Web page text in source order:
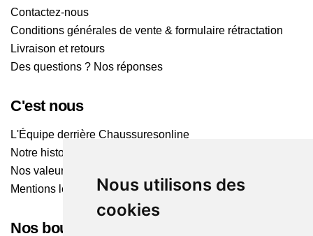
Nous utilisons des
cookies
Contactez-nous
Conditions générales de vente & formulaire rétractation
Livraison et retours
Des questions ? Nos réponses
C'est nous
L'Équipe derrière Chaussuresonline
Notre histoire
Nos valeurs
Mentions légales
Nos boutiques